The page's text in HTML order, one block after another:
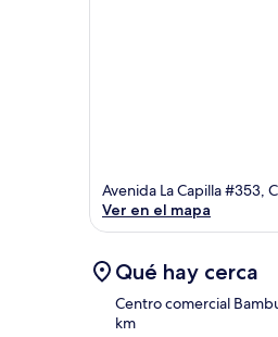
Avenida La Capilla #353,
Ver en el mapa
Qué hay cerca
Centro comercial
km